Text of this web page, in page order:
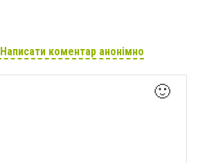
Написати коментар анонімно
🙂